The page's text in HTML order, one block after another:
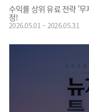
수익률 상위 유료 전략 '
정!
2026.05.01 ~ 2026.05.31